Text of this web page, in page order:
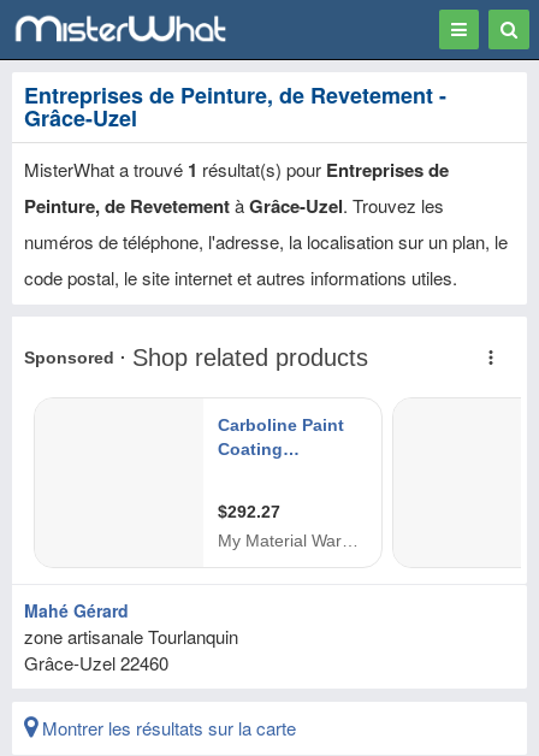
Toggle
Entreprises de Peinture, de Revetement -
Grâce-Uzel
MisterWhat a trouvé 1 résultat(s) pour Entreprises de
Peinture, de RevetementàGrâce-Uzel. Trouvez les
numéros de téléphone, l'adresse, la localisation sur un plan, le
code postal, le site internet et autres informations utiles.
Mahé Gérard
zone artisanale Tourlanquin
Grâce-Uzel22460
Montrer les résultats sur la carte